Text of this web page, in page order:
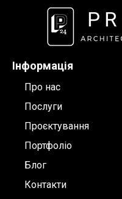
Інформація
Про нас
Послуги
Проєктування
Портфоліо
Блог
Контакти